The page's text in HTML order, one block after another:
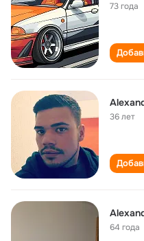
73 года
36 лет
64 года